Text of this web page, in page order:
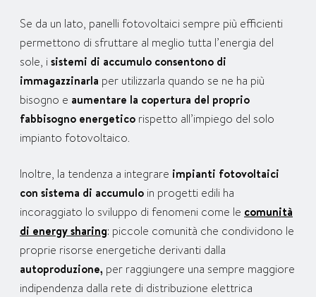
Se da un lato, panelli fotovoltaici sempre più efficienti
permettono di sfruttare al meglio tutta l’energia del
sole, isistemi di accumulo consentono di
immagazzinarla per utilizzarla quando se ne ha più
bisogno e aumentare la copertura del proprio
fabbisogno energetico rispetto all’impiego del solo
impianto fotovoltaico.
Inoltre, la tendenza a integrare impianti fotovoltaici
con sistema di accumulo in progetti edili ha
incoraggiato lo sviluppo di fenomeni come le comunità
di energy sharing: piccole comunità che condividono le
proprie risorse energetiche derivanti dalla
autoproduzione, per raggiungere una sempre maggiore
indipendenza dalla rete di distribuzione elettrica